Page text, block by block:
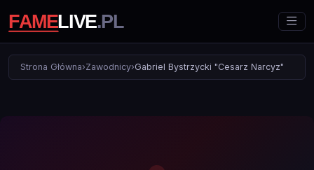
Strona Główna›Zawodnicy›Gabriel Bystrzycki "Cesarz Narcyz"